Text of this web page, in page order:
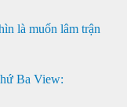
là muốn lâm trận
Ba View: